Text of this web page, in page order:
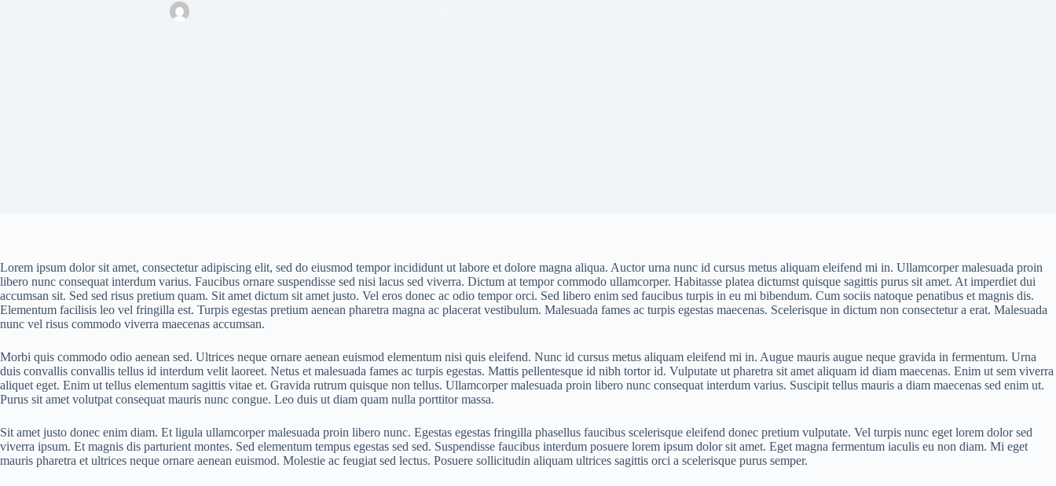
Lorem ipsum dolor sit amet, consectetur adipiscing elit, sed do eiusmod tempor incididunt ut labore et dolore magna aliqua. Auctor urna nunc id cursus metus aliquam eleifend mi in. Ullamcorper malesuada proin
libero nunc consequat interdum varius. Faucibus ornare suspendisse sed nisi lacus sed viverra. Dictum at tempor commodo ullamcorper. Habitasse platea dictumst quisque sagittis purus sit amet. At imperdiet dui
accumsan sit. Sed sed risus pretium quam. Sit amet dictum sit amet justo. Vel eros donec ac odio tempor orci. Sed libero enim sed faucibus turpis in eu mi bibendum. Cum sociis natoque penatibus et magnis dis.
Elementum facilisis leo vel fringilla est. Turpis egestas pretium aenean pharetra magna ac placerat vestibulum. Malesuada fames ac turpis egestas maecenas. Scelerisque in dictum non consectetur a erat. Malesuada
nunc vel risus commodo viverra maecenas accumsan.
Morbi quis commodo odio aenean sed. Ultrices neque ornare aenean euismod elementum nisi quis eleifend. Nunc id cursus metus aliquam eleifend mi in. Augue mauris augue neque gravida in fermentum. Urna
duis convallis convallis tellus id interdum velit laoreet. Netus et malesuada fames ac turpis egestas. Mattis pellentesque id nibh tortor id. Vulputate ut pharetra sit amet aliquam id diam maecenas. Enim ut sem viverra
aliquet eget. Enim ut tellus elementum sagittis vitae et. Gravida rutrum quisque non tellus. Ullamcorper malesuada proin libero nunc consequat interdum varius. Suscipit tellus mauris a diam maecenas sed enim ut.
Purus sit amet volutpat consequat mauris nunc congue. Leo duis ut diam quam nulla porttitor massa.
Sit amet justo donec enim diam. Et ligula ullamcorper malesuada proin libero nunc. Egestas egestas fringilla phasellus faucibus scelerisque eleifend donec pretium vulputate. Vel turpis nunc eget lorem dolor sed
viverra ipsum. Et magnis dis parturient montes. Sed elementum tempus egestas sed sed. Suspendisse faucibus interdum posuere lorem ipsum dolor sit amet. Eget magna fermentum iaculis eu non diam. Mi eget
mauris pharetra et ultrices neque ornare aenean euismod. Molestie ac feugiat sed lectus. Posuere sollicitudin aliquam ultrices sagittis orci a scelerisque purus semper.